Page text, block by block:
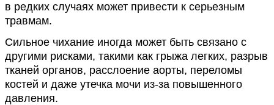
в редких случаях может привести к серьезным
травмам.
Сильное чихание иногда может быть связано с
другими рисками, такими как грыжа легких, разрыв
тканей органов, расслоение аорты, переломы
костей и даже утечка мочи из-за повышенного
давления.